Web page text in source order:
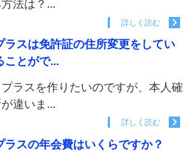
法は？...
詳しく読む
ラスは免許証の住所変更をしてい
ことがで...
ラスを作りたいのですが、本人確
違いま...
詳しく読む
ラスの年会費はいくらですか？